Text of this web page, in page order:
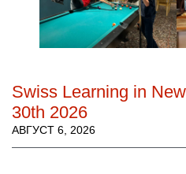
Swiss Learning in
30th 2026
АВГУСТ 6, 2026